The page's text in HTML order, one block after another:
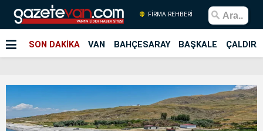
FİRMA REHBERİ
SON DAKİKA VAN BAHÇESARAY BAŞKALE